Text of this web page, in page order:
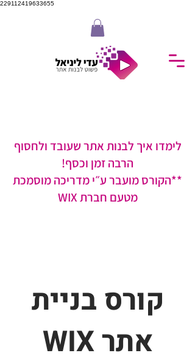
229112419633655
קורס בניית
אתר WIX
לימדו איך לבנות אתר שעובד ולחסוף
הרבה זמן וכסף!
**הקורס מועבר ע״י מדריכה מוסמכת
מטעם חברת WIX